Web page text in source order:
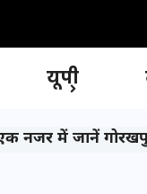
यूपी
नजर में जानें